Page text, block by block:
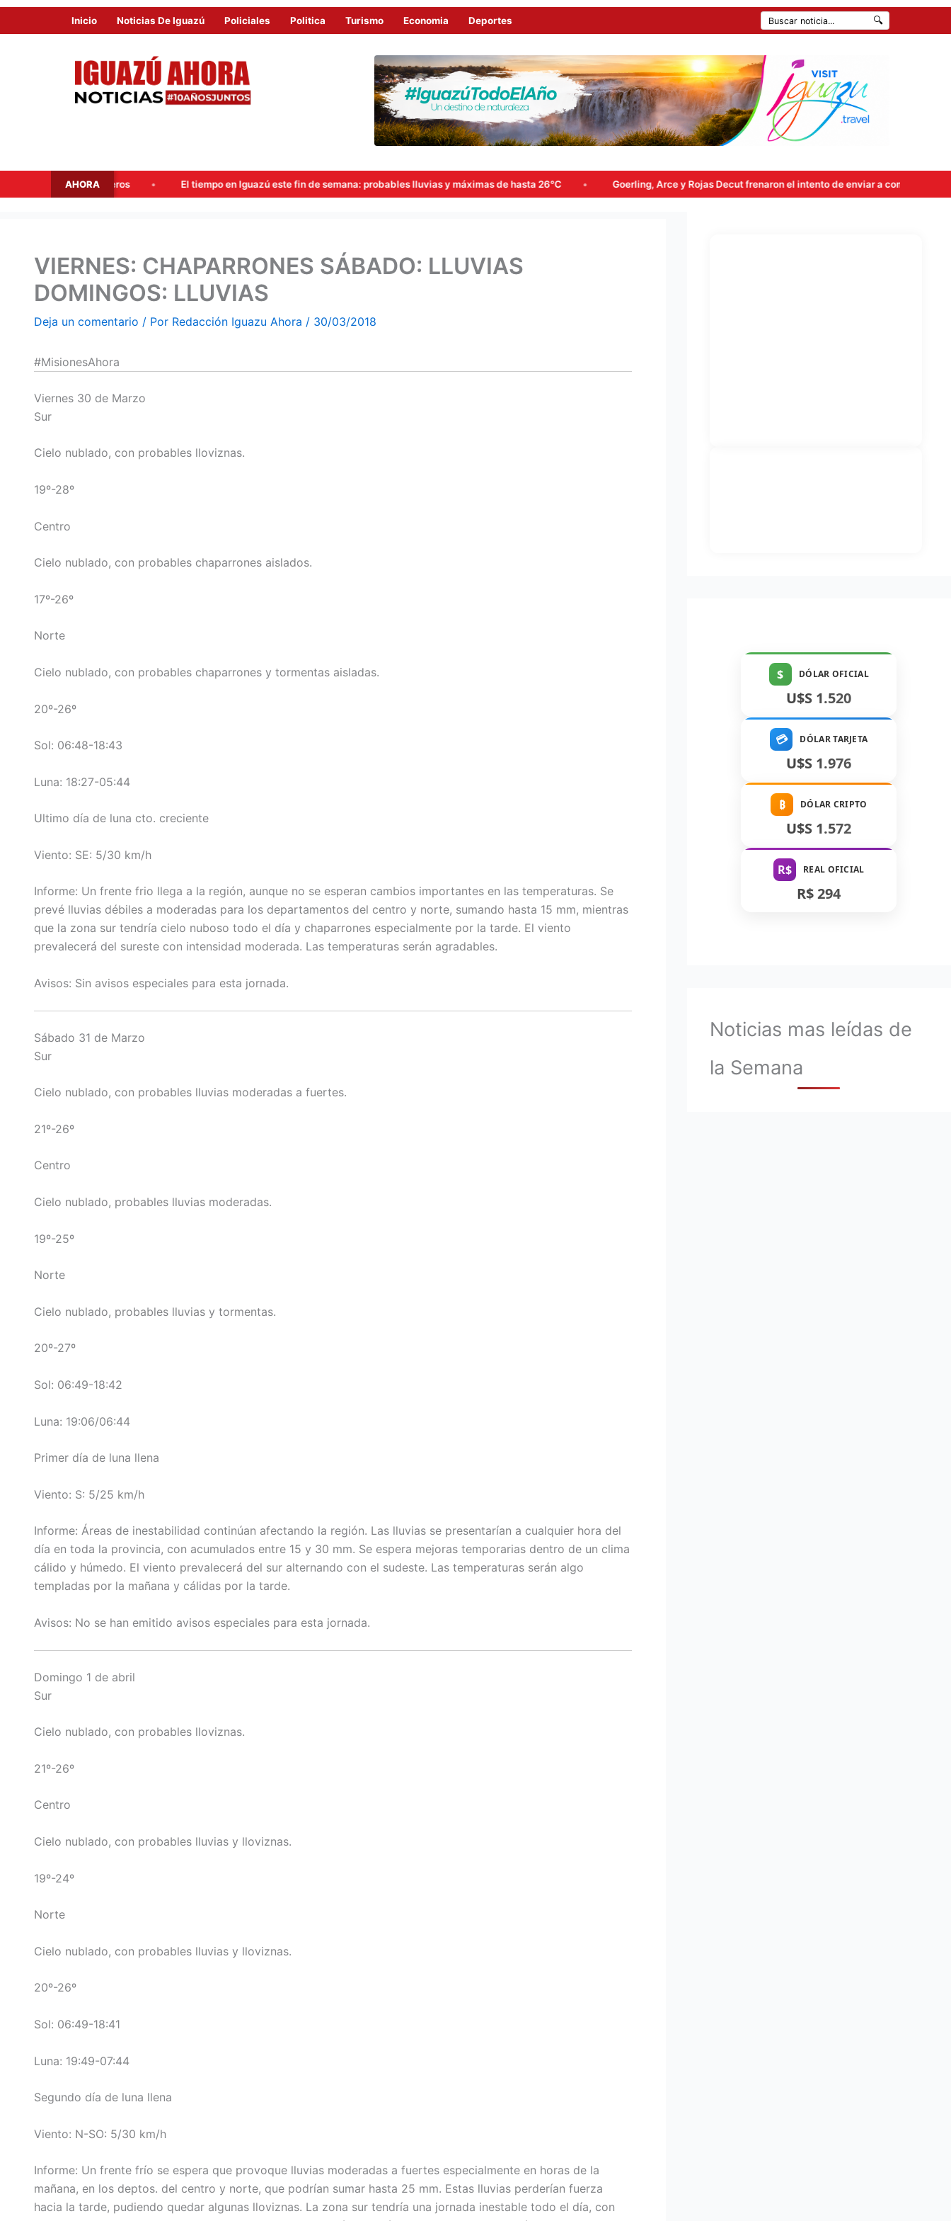
Inicio Noticias De Iguazú Policiales Politica Turismo Economia Deportes 🔍
AHORA
El tiempo en Iguazú este fin de semana: probables lluvias y máximas de hasta 26°C Goerling, Arce y Rojas Decut frenaron el intento de enviar a comisión la ley de propiedad privada
VIERNES: CHAPARRONES SÁBADO: LLUVIAS
DOMINGOS: LLUVIAS
Deja un comentario / Por Redacción Iguazu Ahora / 30/03/2018
#MisionesAhora
Viernes 30 de Marzo
Sur
Cielo nublado, con probables lloviznas.
19º-28º
Centro
Cielo nublado, con probables chaparrones aislados.
17º-26º
Norte
Cielo nublado, con probables chaparrones y tormentas aisladas.
20º-26º
Sol: 06:48-18:43
Luna: 18:27-05:44
Ultimo día de luna cto. creciente
Viento: SE: 5/30 km/h
Informe: Un frente frio llega a la región, aunque no se esperan cambios importantes en las temperaturas. Se
prevé lluvias débiles a moderadas para los departamentos del centro y norte, sumando hasta 15 mm, mientras
que la zona sur tendría cielo nuboso todo el día y chaparrones especialmente por la tarde. El viento
prevalecerá del sureste con intensidad moderada. Las temperaturas serán agradables.
Avisos: Sin avisos especiales para esta jornada.
Sábado 31 de Marzo
Sur
Cielo nublado, con probables lluvias moderadas a fuertes.
21º-26º
Centro
Cielo nublado, probables lluvias moderadas.
19º-25º
Norte
Cielo nublado, probables lluvias y tormentas.
20º-27º
Sol: 06:49-18:42
Luna: 19:06/06:44
Primer día de luna llena
Viento: S: 5/25 km/h
Informe: Áreas de inestabilidad continúan afectando la región. Las lluvias se presentarían a cualquier hora del
día en toda la provincia, con acumulados entre 15 y 30 mm. Se espera mejoras temporarias dentro de un clima
cálido y húmedo. El viento prevalecerá del sur alternando con el sudeste. Las temperaturas serán algo
templadas por la mañana y cálidas por la tarde.
Avisos: No se han emitido avisos especiales para esta jornada.
Domingo 1 de abril
Sur
Cielo nublado, con probables lloviznas.
21º-26º
Centro
Cielo nublado, con probables lluvias y lloviznas.
19º-24º
Norte
Cielo nublado, con probables lluvias y lloviznas.
20º-26º
Sol: 06:49-18:41
Luna: 19:49-07:44
Segundo día de luna llena
Viento: N-SO: 5/30 km/h
Informe: Un frente frío se espera que provoque lluvias moderadas a fuertes especialmente en horas de la
mañana, en los deptos. del centro y norte, que podrían sumar hasta 25 mm. Estas lluvias perderían fuerza
hacia la tarde, pudiendo quedar algunas lloviznas. La zona sur tendría una jornada inestable todo el día, con
$ DÓLAR OFICIAL
U$S 1.520
💳 DÓLAR TARJETA
U$S 1.976
₿ DÓLAR CRIPTO
U$S 1.572
R$ REAL OFICIAL
R$ 294
Noticias mas leídas de
la Semana